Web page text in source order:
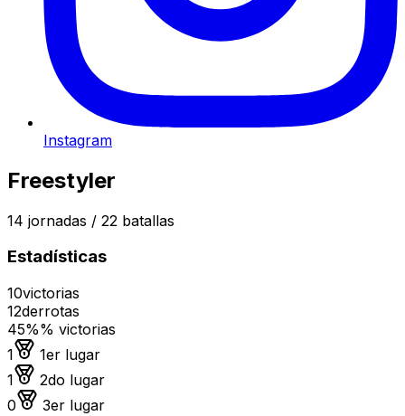
Instagram
Freestyler
14 jornadas / 22 batallas
Estadísticas
10victorias
12derrotas
45%% victorias
1
Medalla de oro
1er lugar
1
Medalla de plata
2do lugar
0
Medalla de bronce
3er lugar